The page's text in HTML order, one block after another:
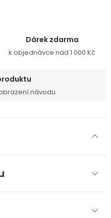
Dárek zdarma
k objednávce nad 1 000 Kč
návodu